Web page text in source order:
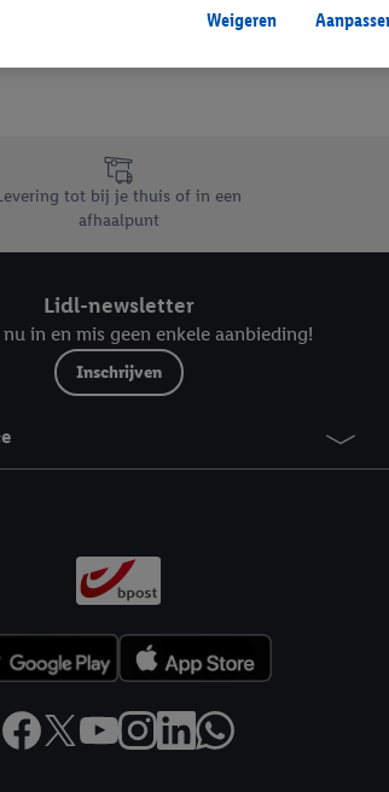
tot bij je thuis of in een
afhaalpunt
Lidl-newsletter
in en mis geen enkele aanbieding!
Inschrijven
in het kader van retargeting, d.w.z. advertenties
product in de webshop aan uw winkelmandje
en verschillende Lidl-diensten worden
toestaan en meer informatie vinden over de
gebruik van de noodzakelijke technologieën
voor alle bovengenoemde doeleinden.
Weigeren